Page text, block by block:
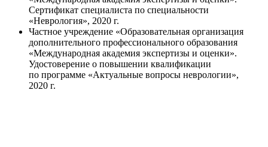
Сертификат специалиста по специальности
«Неврология», 2020 г.
Частное учреждение «Образовательная организация
дополнительного профессионального образования
«Международная академия экспертизы и оценки».
Удостоверение о повышении квалификации
по программе «Актуальные вопросы неврологии»,
2020 г.